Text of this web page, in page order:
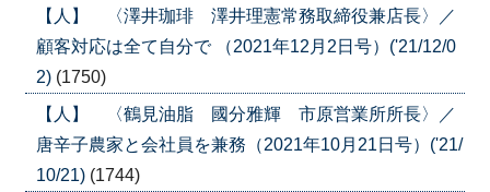
【人】 〈澤井珈琲 澤井理憲常務取締役兼店長〉／
顧客対応は全て自分で （2021年12月2日号）('21/12/0
2) (1750)
【人】 〈鶴見油脂 國分雅輝 市原営業所所長〉／
唐辛子農家と会社員を兼務（2021年10月21日号）('21/
10/21) (1744)